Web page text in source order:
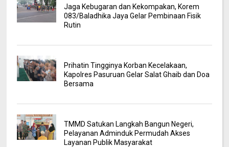
Jaga Kebugaran dan Kekompakan, Korem
083/Baladhika Jaya Gelar Pembinaan Fisik
Rutin
Prihatin Tingginya Korban Kecelakaan,
Kapolres Pasuruan Gelar Salat Ghaib dan Doa
Bersama
TMMD Satukan Langkah Bangun Negeri,
Pelayanan Adminduk Permudah Akses
Layanan Publik Masyarakat